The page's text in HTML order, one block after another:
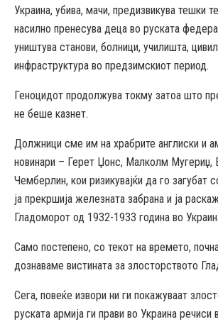
Украина, убива, мачи, предизвикува тешки
насилно пренесува деца во руската
уништува станови, болници, училишта,
инфраструктура во предзимскиот период.
Геноцидот продолжува токму затоа што
не беше казнет.
Должници сме им на храбрите англиски и
новинари – Герет Џонс, Малколм Мугериџ,
Чемберлин, кои ризикувајќи да го загубат
ја прекршија железната забрана и ја
Гладоморот од 1932-1933 година во
Само постепено, со текот на времето,
дознаваме вистината за злосторството
Сега, повеќе извори ни ги покажуваат
руската армија ги прави во Украина